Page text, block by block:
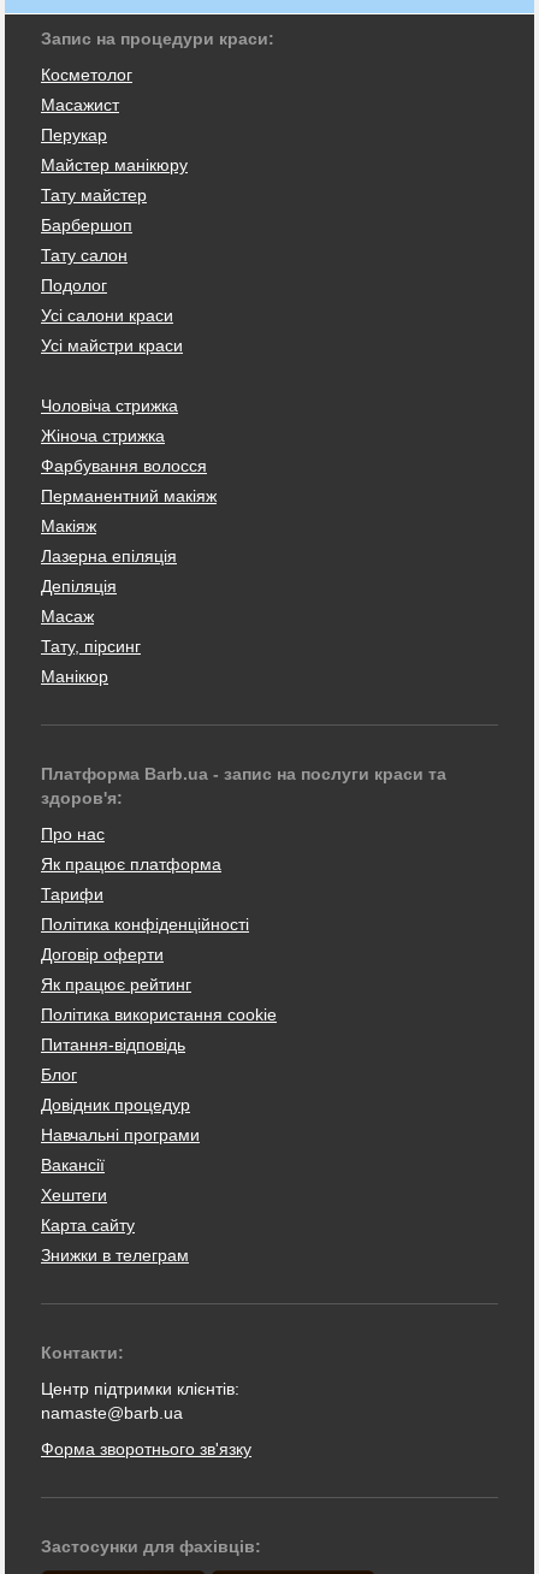
Запис на процедури краси:
Косметолог
Масажист
Перукар
Майстер манікюру
Тату майстер
Барбершоп
Тату салон
Подолог
Усі салони краси
Усі майстри краси
Чоловіча стрижка
Жіноча стрижка
Фарбування волосся
Перманентний макіяж
Макіяж
Лазерна епіляція
Депіляція
Масаж
Тату, пірсинг
Манікюр
Платформа Barb.ua - запис на послуги краси та
здоров'я:
Про нас
Як працює платформа
Тарифи
Політика конфіденційності
Договір оферти
Як працює рейтинг
Політика використання cookie
Питання-відповідь
Блог
Довідник процедур
Навчальні програми
Вакансії
Хештеги
Карта сайту
Знижки в телеграм
Контакти:
Центр підтримки клієнтів:
namaste@barb.ua
Форма зворотнього зв'язку
Застосунки для фахівців: